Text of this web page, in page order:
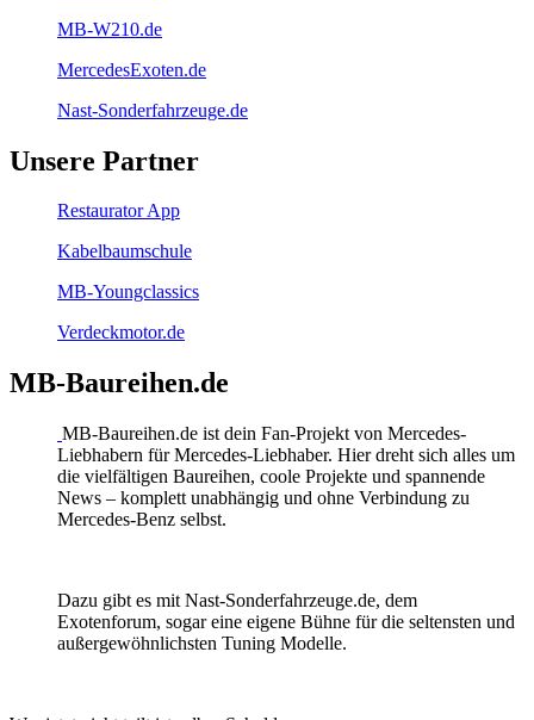
MB-W210.de
MercedesExoten.de
Nast-Sonderfahrzeuge.de
Unsere Partner
Restaurator App
Kabelbaumschule
MB-Youngclassics
Verdeckmotor.de
MB-Baureihen.de
MB-Baureihen.de ist dein Fan-Projekt von Mercedes-
Liebhabern für Mercedes-Liebhaber. Hier dreht sich alles um
die vielfältigen Baureihen, coole Projekte und spannende
News – komplett unabhängig und ohne Verbindung zu
Mercedes-Benz selbst.
Dazu gibt es mit Nast-Sonderfahrzeuge.de, dem
Exotenforum, sogar eine eigene Bühne für die seltensten und
außergewöhnlichsten Tuning Modelle.